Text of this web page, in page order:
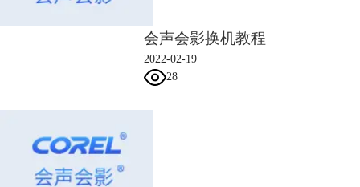
会声会影换机教程
2022-02-19
28